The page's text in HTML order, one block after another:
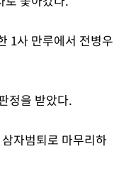
1사 만루에서 전병우
정을 받았다.
자범퇴로 마무리하